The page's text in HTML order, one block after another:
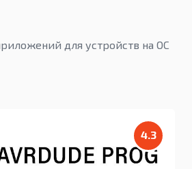
для устройств на ОС
4.3